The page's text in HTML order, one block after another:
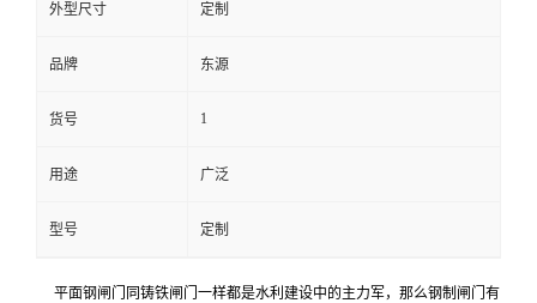
外型尺寸 定制
品牌 东源
货号 1
用途 广泛
型号 定制
平面钢闸门同铸铁闸门一样都是水利建设中的主力军，那么钢制闸门有